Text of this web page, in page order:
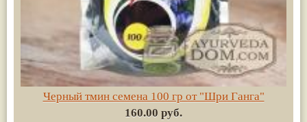
Черный тмин семена 100 гр от "Шри Ганга"
160.00 руб.